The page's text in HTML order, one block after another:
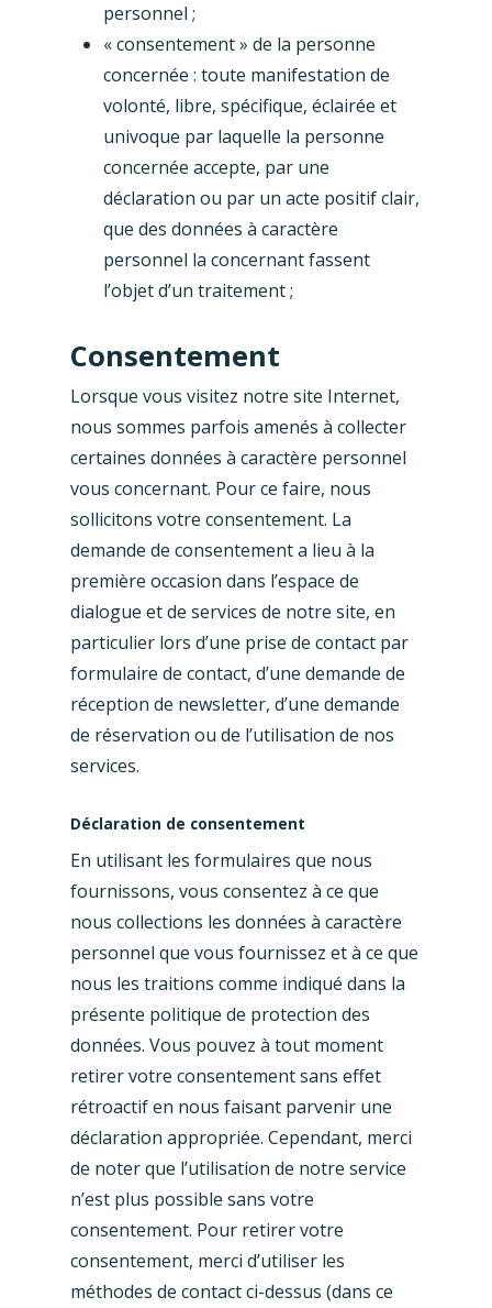
personnel ;
« consentement » de la personne
concernée : toute manifestation de
volonté, libre, spécifique, éclairée et
univoque par laquelle la personne
concernée accepte, par une
déclaration ou par un acte positif clair,
que des données à caractère
personnel la concernant fassent
l’objet d’un traitement ;
Consentement
Lorsque vous visitez notre site Internet,
nous sommes parfois amenés à collecter
certaines données à caractère personnel
vous concernant. Pour ce faire, nous
sollicitons votre consentement. La
demande de consentement a lieu à la
première occasion dans l’espace de
dialogue et de services de notre site, en
particulier lors d’une prise de contact par
formulaire de contact, d’une demande de
réception de newsletter, d’une demande
de réservation ou de l’utilisation de nos
services.
Déclaration de consentement
En utilisant les formulaires que nous
fournissons, vous consentez à ce que
nous collections les données à caractère
personnel que vous fournissez et à ce que
nous les traitions comme indiqué dans la
présente politique de protection des
données. Vous pouvez à tout moment
retirer votre consentement sans effet
rétroactif en nous faisant parvenir une
déclaration appropriée. Cependant, merci
de noter que l’utilisation de notre service
n’est plus possible sans votre
consentement. Pour retirer votre
consentement, merci d’utiliser les
méthodes de contact ci-dessus (dans ce